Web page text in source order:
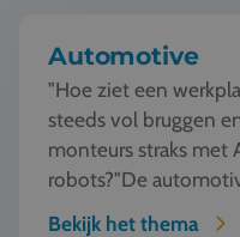
Automotive
"Hoe ziet een
steeds vol bruggen
monteurs straks met
robots?"De
razendsnel. Tijde...
Bekijk het thema